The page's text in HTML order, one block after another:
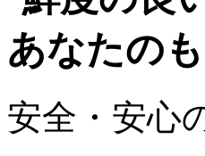
安全・安心